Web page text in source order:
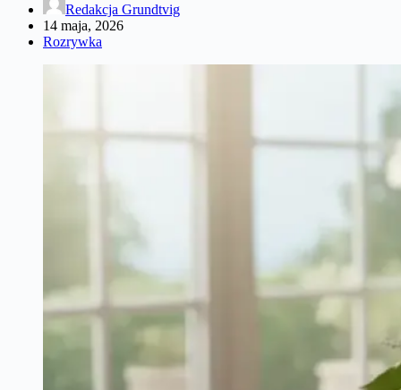
Redakcja Grundtvig
14 maja, 2026
Rozrywka